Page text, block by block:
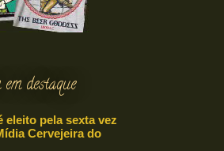
destaque
eleito pela sexta vez
Cervejeira do